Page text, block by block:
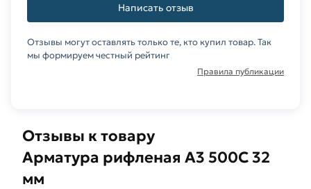
Отзывы к товару
Арматура рифленая А3 500С 32
мм
Написать отзыв
Отзывы могут оставлять только те, кто купил товар. Так
мы формируем честный рейтинг
Правила публикации